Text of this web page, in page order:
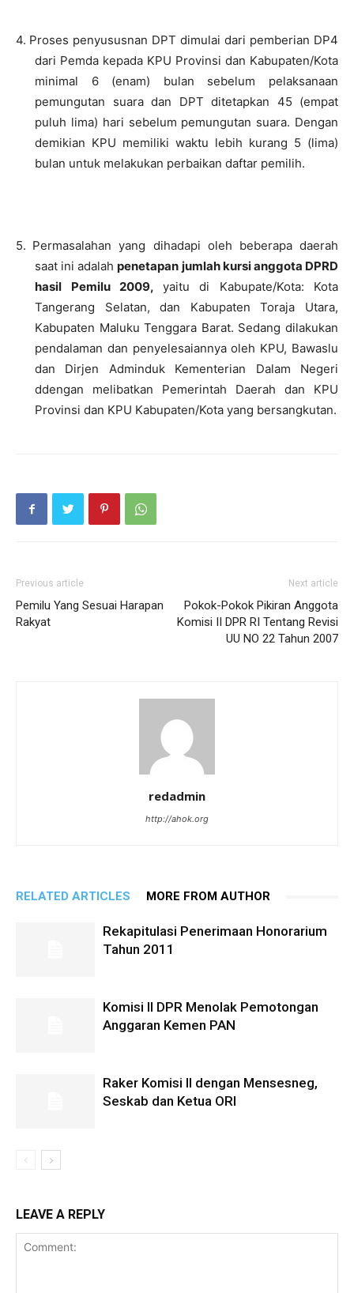
4. Proses penyususnan DPT dimulai dari pemberian DP4
dari Pemda kepada KPU Provinsi dan Kabupaten/Kota
minimal 6 (enam) bulan sebelum pelaksanaan
pemungutan suara dan DPT ditetapkan 45 (empat
puluh lima) hari sebelum pemungutan suara. Dengan
demikian KPU memiliki waktu lebih kurang 5 (lima)
bulan untuk melakukan perbaikan daftar pemilih.
5. Permasalahan yang dihadapi oleh beberapa daerah
saat ini adalahpenetapan jumlah kursi anggota DPRD
hasil Pemilu 2009, yaitu di Kabupate/Kota: Kota
Tangerang Selatan, dan Kabupaten Toraja Utara,
Kabupaten Maluku Tenggara Barat. Sedang dilakukan
pendalaman dan penyelesaiannya oleh KPU, Bawaslu
dan Dirjen Adminduk Kementerian Dalam Negeri
ddengan melibatkan Pemerintah Daerah dan KPU
Provinsi dan KPU Kabupaten/Kota yang bersangkutan.
Previous article
Pemilu Yang Sesuai Harapan
Rakyat
Next article
Pokok-Pokok Pikiran Anggota
Komisi II DPR RI Tentang Revisi
UU NO 22 Tahun 2007
redadmin
http://ahok.org
RELATED ARTICLES MORE FROM AUTHOR
Rekapitulasi Penerimaan Honorarium
Tahun 2011
Komisi II DPR Menolak Pemotongan
Anggaran Kemen PAN
Raker Komisi II dengan Mensesneg,
Seskab dan Ketua ORI
LEAVE A REPLY